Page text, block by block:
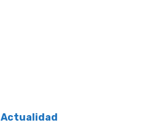
Actualidad